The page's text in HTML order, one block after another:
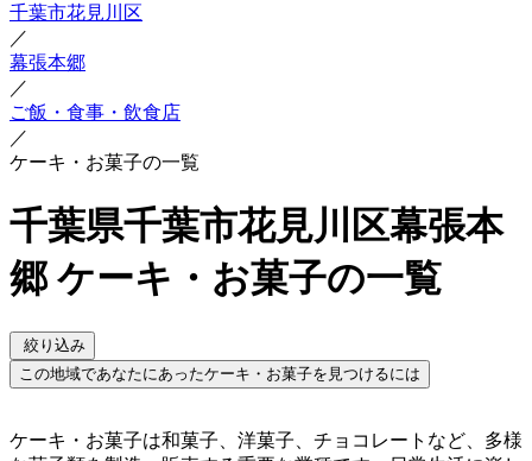
千葉市花見川区
／
幕張本郷
／
ご飯・食事・飲食店
／
ケーキ・お菓子の一覧
千葉県千葉市花見川区幕張本
郷 ケーキ・お菓子の一覧
絞り込み
この地域であなたにあったケーキ・お菓子を見つけるには
ケーキ・お菓子は和菓子、洋菓子、チョコレートなど、多様